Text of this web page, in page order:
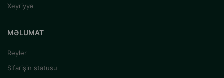
Xeyriyyə
MƏLUMAT
Rəylər
Sifarişin statusu